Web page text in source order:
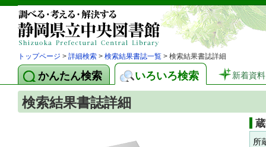
トップページ > 詳細検索 > 検索結果書誌一覧 > 検索結果書誌詳細
かんたん検索 いろいろ検索 新着資料
検索結果書誌詳細
所